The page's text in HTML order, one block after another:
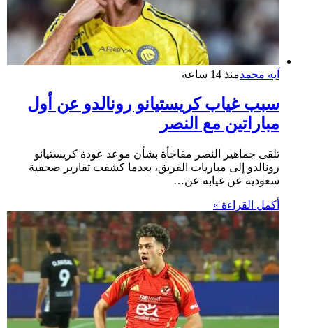
آيه محمدمنذ 14 ساعة
سبب غياب كريستيانو رونالدو عن أول
مباراتين مع النصر
تلقى جماهير النصر مفاجأة بشأن موعد عودة كريستيانو
رونالدو إلى مباريات الفريق، بعدما كشفت تقارير صحفية
سعودية عن غيابه عن…
أكمل القراءة »